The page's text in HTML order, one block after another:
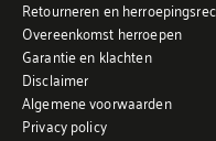
Retourneren en
Overeenkomst herroepen
Garantie en klachten
Disclaimer
Algemene voorwaarden
Privacy policy